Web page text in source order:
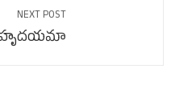
NEXT POST